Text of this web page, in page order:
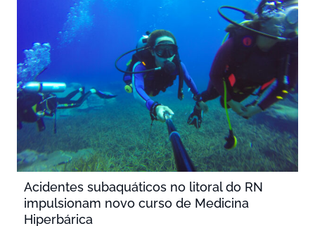
Acidentes subaquáticos no litoral do RN
impulsionam novo curso de Medicina
Hiperbárica